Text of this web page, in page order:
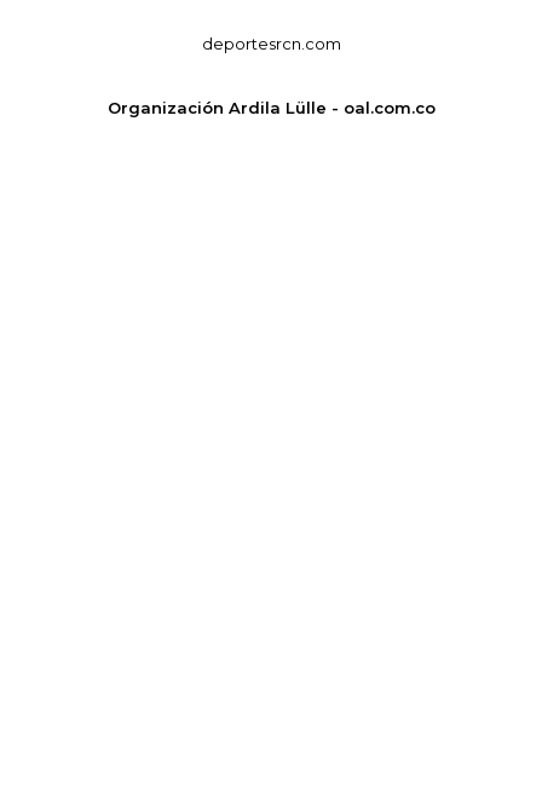
deportesrcn.com
Organización Ardila Lülle - oal.com.co